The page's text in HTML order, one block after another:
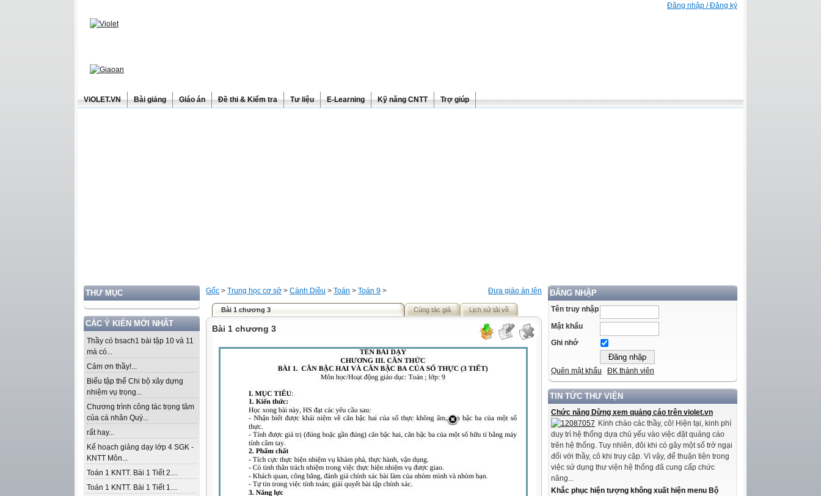
Đăng nhập / Đăng ký
ViOLET.VN Bài giảng Giáo án Đề thi & Kiểm tra Tư liệu E-Learning Kỹ năng CNTT Trợ giúp
THƯ MỤC
CÁC Ý KIẾN MỚI NHẤT
Thầy có bsach1 bài tập 10 và 11
mà có...
Cảm ơn thầy!...
Biểu tập thể Chi bộ xây dựng
nhiệm vụ trọng...
Chương trình công tác trọng tâm
của cá nhân Quý...
rất hay...
Kế hoạch giảng dạy lớp 4 SGK -
KNTT Môn...
Toán 1 KNTT. Bài 1 Tiết 2....
Toán 1 KNTT. Bài 1 Tiết 1....
ĐĂNG NHẬP
Tên truy nhập
Mật khẩu
Ghi nhớ
Quên mật khẩu ĐK thành viên
TIN TỨC THƯ VIỆN
Chức năng Dừng xem quảng cáo trên violet.vn
Kính chào các thầy, cô! Hiện tại, kinh phí
duy trì hệ thống dựa chủ yếu vào việc đặt quảng cáo
trên hệ thống. Tuy nhiên, đôi khi có gây một số trở ngại
đối với thầy, cô khi truy cập. Vì vậy, để thuận tiện trong
việc sử dụng thư viện hệ thống đã cung cấp chức
năng...
Khắc phục hiện tượng không xuất hiện menu Bộ
Đưa giáo án lên
Gốc > Trung học cơ sở > Cánh Diều > Toán > Toán 9 >
Bài 1 chương 3 Cùng tác giả Lịch sử tải về
Bài 1 chương 3